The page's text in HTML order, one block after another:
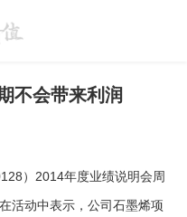
不会带来利润
）2014年度业绩说明会周
活动中表示，公司石墨烯项